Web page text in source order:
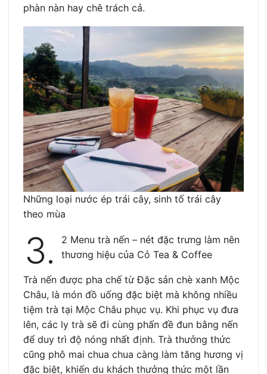
phàn nàn hay chê trách cả.
Những loại nước ép trái cây, sinh tố trái cây
theo mùa
3.
2 Menu trà nến – nét đặc trưng làm nên
thương hiệu của Cỏ Tea & Coffee
Trà nến được pha chế từ Đặc sản chè xanh Mộc
Châu, là món đồ uống đặc biệt mà không nhiều
tiệm trà tại Mộc Châu phục vụ. Khi phục vụ đưa
lên, các ly trà sẽ đi cùng phấn đề đun bằng nến
để duy trì độ nóng nhất định. Trà thưởng thức
cũng phô mai chua chua càng làm tăng hương vị
đặc biệt, khiến du khách thưởng thức một lần